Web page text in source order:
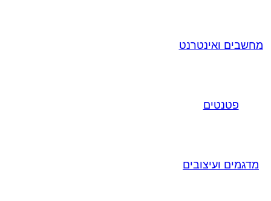
מחשבים ואינטרנט
פטנטים
מדגמים ועיצובים